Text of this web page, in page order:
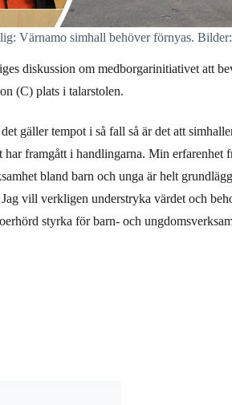
Värnamo simhall behöver förnyas.
diskussion om medborgarinitiativet att
(C) plats i talarstolen.
gäller tempot i så fall så är det att
framgått i handlingarna. Min erfarenhet
bland barn och unga är helt
vill verkligen understryka värdet och
styrka för barn- och